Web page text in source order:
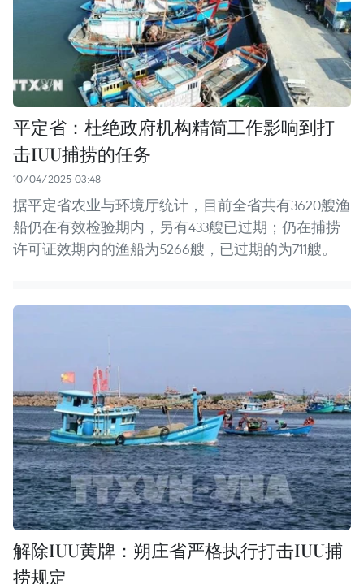
平定省：杜绝政府机构精简工作影响到打
击IUU捕捞的任务
10/04/2025 03:48
据平定省农业与环境厅统计，目前全省共有3620艘渔
船仍在有效检验期内，另有433艘已过期；仍在捕捞
许可证效期内的渔船为5266艘，已过期的为711艘。
解除IUU黄牌：朔庄省严格执行打击IUU捕
捞规定